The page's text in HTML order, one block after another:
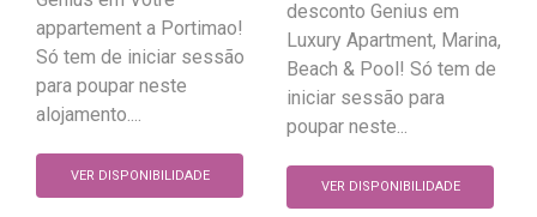
appartement a Portimao!
Só tem de iniciar sessão
para poupar neste
alojamento....
VER DISPONIBILIDADE
desconto Genius em
Luxury Apartment, Marina,
Beach & Pool! Só tem de
iniciar sessão para
poupar neste...
VER DISPONIBILIDADE